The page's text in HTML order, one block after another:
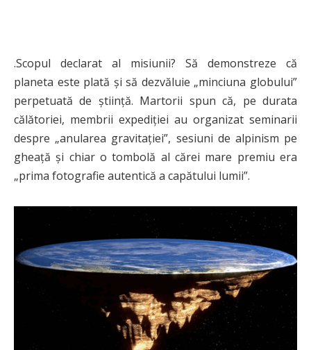
.Scopul declarat al misiunii? Să demonstreze că
planeta este plată și să dezvăluie „minciuna globului”
perpetuată de știință. Martorii spun că, pe durata
călătoriei, membrii expediției au organizat seminarii
despre „anularea gravitației”, sesiuni de alpinism pe
gheață și chiar o tombolă al cărei mare premiu era
„prima fotografie autentică a capătului lumii”.